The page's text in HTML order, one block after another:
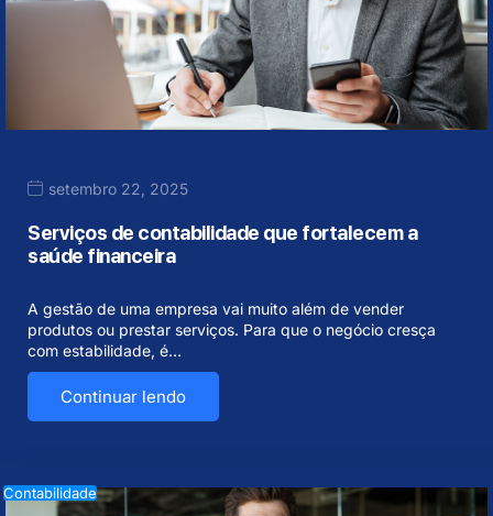
setembro 22, 2025
Serviços de contabilidade que fortalecem a
saúde financeira
A gestão de uma empresa vai muito além de vender
produtos ou prestar serviços. Para que o negócio cresça
com estabilidade, é…
Continuar lendo
Contabilidade